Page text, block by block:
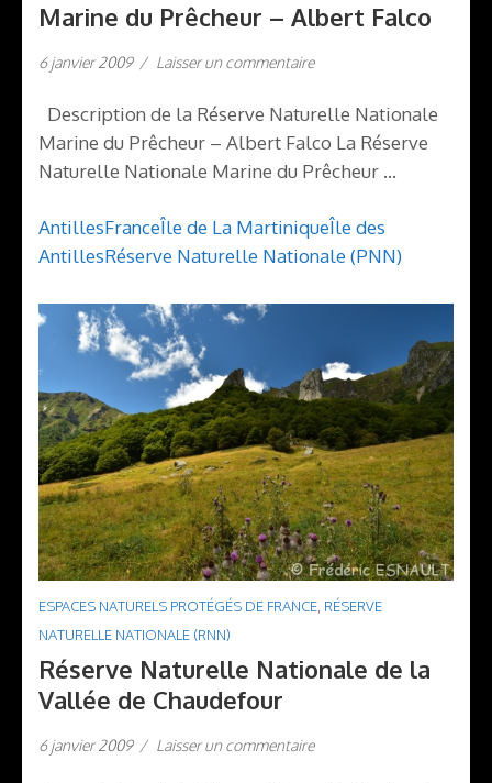
Marine du Prêcheur – Albert Falco
6 janvier 2009 / Laisser un commentaire
Description de la Réserve Naturelle Nationale
Marine du Prêcheur – Albert Falco La Réserve
Naturelle Nationale Marine du Prêcheur …
AntillesFranceÎle de La MartiniqueÎle des
AntillesRéserve Naturelle Nationale (PNN)
ESPACES NATURELS PROTÉGÉS DE FRANCE RÉSERVE
NATURELLE NATIONALE (RNN)
Réserve Naturelle Nationale de la
Vallée de Chaudefour
6 janvier 2009 / Laisser un commentaire